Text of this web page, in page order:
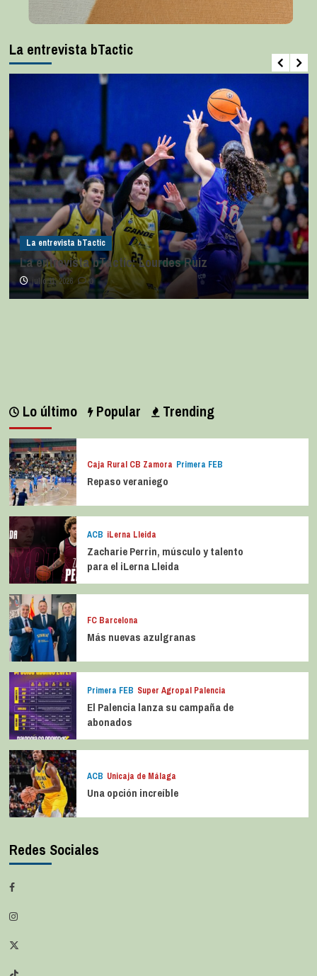
La entrevista bTactic
La entrevista bTactic
La entrevista bTactic: Lourdes Ruiz
julio 11, 2026 0
Lo último Popular Trending
Caja Rural CB Zamora Primera FEB
Repaso veraniego
ACB iLerna Lleida
Zacharie Perrin, músculo y talento
para el iLerna Lleida
FC Barcelona
Más nuevas azulgranas
Primera FEB Super Agropal Palencia
El Palencia lanza su campaña de
abonados
ACB Unicaja de Málaga
Una opción increíble
Redes Sociales